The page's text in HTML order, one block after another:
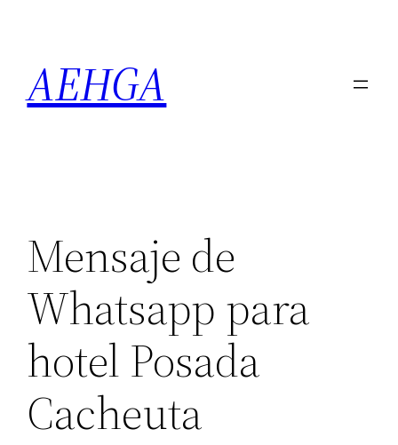
contenido
AEHGA
Mensaje de
Whatsapp para
hotel Posada
Cacheuta